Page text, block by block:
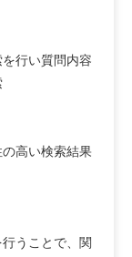
行い質問内容
高い検索結果
うことで、関